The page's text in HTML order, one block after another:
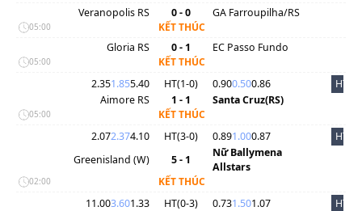
Veranopolis RS
0 - 0 GA Farroupilha/RS
05:00
KẾT THÚC
Gloria RS
0 - 1 EC Passo Fundo
05:00
KẾT THÚC
2.351.855.40 HT(1-0) 0.900.500.86
HT
Aimore RS
1 - 1 Santa Cruz(RS)
05:00
KẾT THÚC
2.072.374.10 HT(3-0) 0.891.000.87
HT
Greenisland (W)
5 - 1
Nữ Ballymena
Allstars
02:00
KẾT THÚC
11.003.601.33 HT(0-3) 0.731.501.07
HT